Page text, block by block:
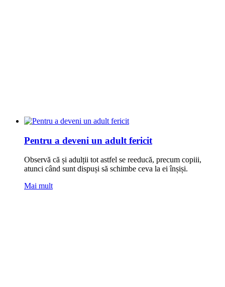
Pentru a deveni un adult fericit
Observă că și adulții tot astfel se reeducă, precum ‪copiii‬,
atunci când sunt dispuși să schimbe ceva la ei înșiși.
Mai mult